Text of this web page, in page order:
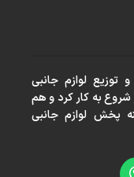
توزيع لوازم جانبی
سال ١٣٨٢ تأسيس و شروع به كار كرد و هم
پخش لوازم جانبی